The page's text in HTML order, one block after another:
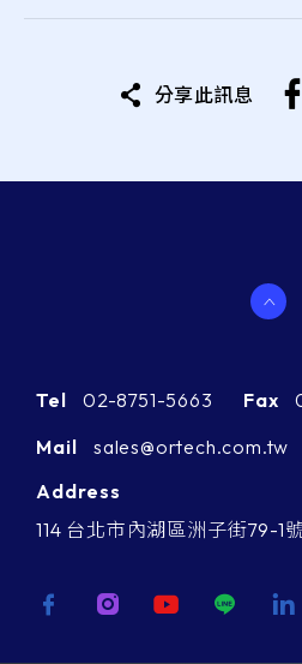
分享此訊息
Tel 02-8751-5663 Fax
Mail
sales@ortech.com.tw
Address
114 台北市內湖區洲子街79-1